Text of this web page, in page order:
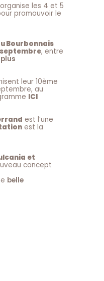
organise les 4 et 5
promouvoir le
Bourbonnais
septembre, entre
leur 10ème
au
ICI
est l’une
est la
et
concept
belle